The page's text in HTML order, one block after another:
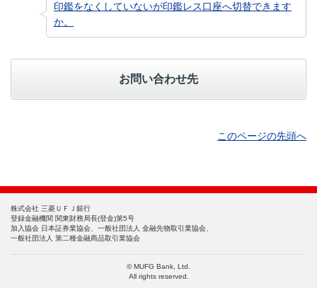
印鑑をなくしていないが印鑑レス口座へ切替できます
か。
お問い合わせ先
このページの先頭へ
株式会社 三菱ＵＦＪ銀行
登録金融機関 関東財務局長(登金)第5号
加入協会 日本証券業協会、一般社団法人 金融先物取引業協会、
一般社団法人 第二種金融商品取引業協会
© MUFG Bank, Ltd.
All rights reserved.